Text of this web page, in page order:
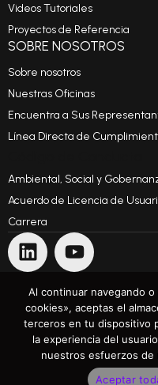
Videos Tutoriales
Proyectos de Referencia
SOBRE NOSOTROS
Sobre nosotros
Nuestras Oficinas
Encuentra a Sus
Línea Directa de
Ambiental, Social y
Acuerdo de Licencia de
Carrera
CONTÁCTANOS
TÉRMINOS DE USO
©Copyright 1991 - 2025 ARH
Al continuar navegando
cookies», aceptas el
terceros en tu dispositivo
la experiencia del
nuestros esfuerzos de
Aceptar